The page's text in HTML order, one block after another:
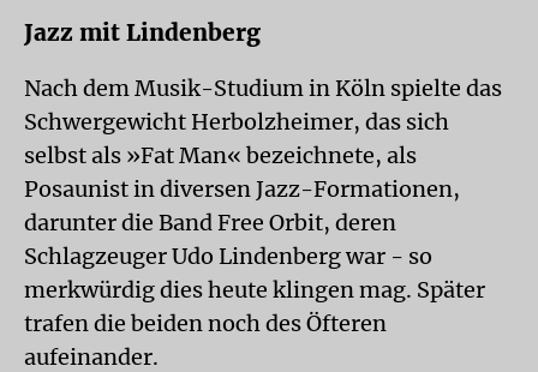
Jazz mit Lindenberg
Nach dem Musik-Studium in Köln spielte das
Schwergewicht Herbolzheimer, das sich
selbst als »Fat Man« bezeichnete, als
Posaunist in diversen Jazz-Formationen,
darunter die Band Free Orbit, deren
Schlagzeuger Udo Lindenberg war - so
merkwürdig dies heute klingen mag. Später
trafen die beiden noch des Öfteren
aufeinander.